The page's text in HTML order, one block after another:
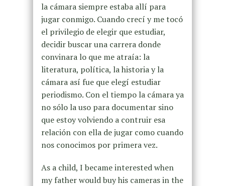
la cámara siempre estaba allí para
jugar conmigo. Cuando crecí y me tocó
el privilegio de elegir que estudiar,
decidir buscar una carrera donde
convinara lo que me atraía: la
literatura, política, la historia y la
cámara así fue que elegí estudiar
periodismo. Con el tiempo la cámara ya
no sólo la uso para documentar sino
que estoy volviendo a contruir esa
relación con ella de jugar como cuando
nos conocimos por primera vez.
As a child, I became interested when
my father would buy his cameras in the